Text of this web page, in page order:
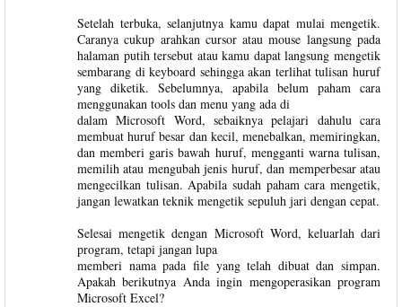
Setelah terbuka, selanjutnya kamu dapat mulai mengetik.
Caranya cukup arahkan cursor atau mouse langsung pada
halaman putih tersebut atau kamu dapat langsung mengetik
sembarang di keyboard sehingga akan terlihat tulisan huruf
yang diketik. Sebelumnya, apabila belum paham cara
menggunakan tools dan menu yang ada di
dalam Microsoft Word, sebaiknya pelajari dahulu cara
membuat huruf besar dan kecil, menebalkan, memiringkan,
dan memberi garis bawah huruf, mengganti warna tulisan,
memilih atau mengubah jenis huruf, dan memperbesar atau
mengecilkan tulisan. Apabila sudah paham cara mengetik,
jangan lewatkan teknik mengetik sepuluh jari dengan cepat.
Selesai mengetik dengan Microsoft Word, keluarlah dari
program, tetapi jangan lupa
memberi nama pada file yang telah dibuat dan simpan.
Apakah berikutnya Anda ingin mengoperasikan program
Microsoft Excel?